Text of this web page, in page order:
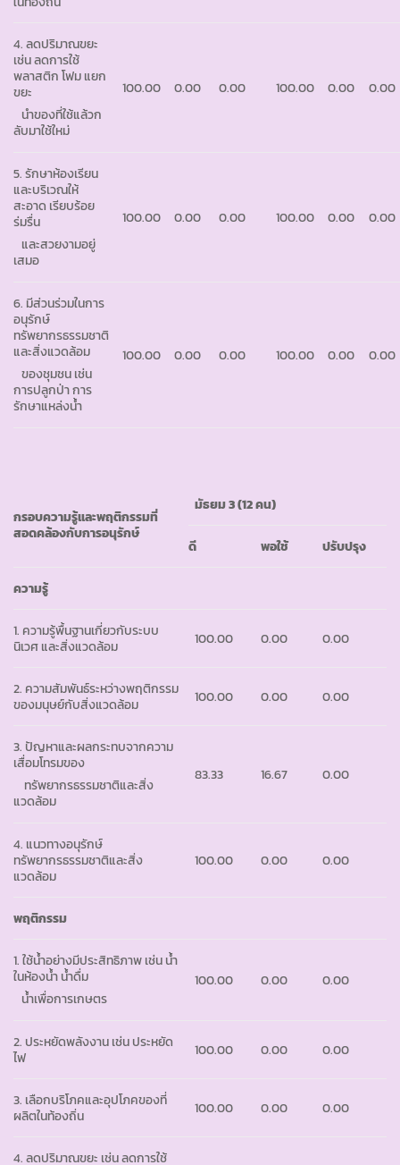
4. ลดปริมาณขยะ
เช่น ลดการใช้
พลาสติก โฟม แยก
ขยะ
นำของที่ใช้แล้วก
ลับมาใช้ใหม่
100.00 0.00 0.00 100.00 0.00 0.00
5. รักษาห้องเรียน
และบริเวณให้
สะอาด เรียบร้อย
ร่มรื่น
และสวยงามอยู่
เสมอ
100.00 0.00 0.00 100.00 0.00 0.00
6. มีส่วนร่วมในการ
อนุรักษ์
ทรัพยากรธรรมชาติ
และสิ่งแวดล้อม
ของชุมชน เช่น
การปลูกป่า การ
รักษาแหล่งน้ำ
100.00 0.00 0.00 100.00 0.00 0.00
กรอบความรู้และพฤติกรรมที่
สอดคล้องกับการอนุรักษ์
มัธยม3 (12 คน)
ดี พอใช้ ปรับปรุง
ความรู้
1. ความรู้พื้นฐานเกี่ยวกับระบบ
นิเวศ และสิ่งแวดล้อม
100.00 0.00 0.00
2. ความสัมพันธ์ระหว่างพฤติกรรม
ของมนุษย์กับสิ่งแวดล้อม
100.00 0.00 0.00
3. ปัญหาและผลกระทบจากความ
เสื่อมโทรมของ
ทรัพยากรธรรมชาติและสิ่ง
แวดล้อม
83.33 16.67 0.00
4. แนวทางอนุรักษ์
ทรัพยากรธรรมชาติและสิ่ง
แวดล้อม
100.00 0.00 0.00
พฤติกรรม
1. ใช้น้ำอย่างมีประสิทธิภาพ เช่น น้ำ
ในห้องน้ำ น้ำดื่ม
น้ำเพื่อการเกษตร
100.00 0.00 0.00
2. ประหยัดพลังงาน เช่น ประหยัด
ไฟ
100.00 0.00 0.00
3. เลือกบริโภคและอุปโภคของที่
ผลิตในท้องถิ่น
100.00 0.00 0.00
4. ลดปริมาณขยะ เช่น ลดการใช้